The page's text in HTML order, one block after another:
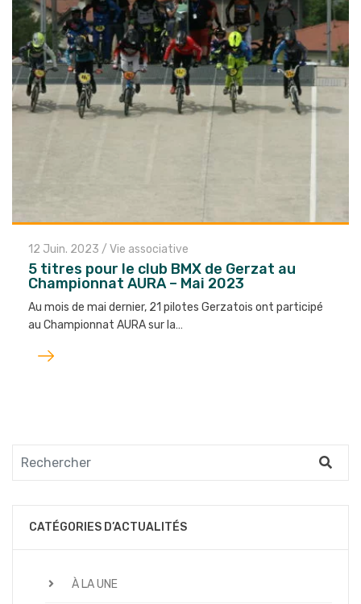
12 Juin. 2023 / Vie associative
5 titres pour le club BMX de Gerzat au
Championnat AURA – Mai 2023
Au mois de mai dernier, 21 pilotes Gerzatois ont participé
au Championnat AURA sur la…
Lire
l'article
CATÉGORIES D’ACTUALITÉS
À LA UNE